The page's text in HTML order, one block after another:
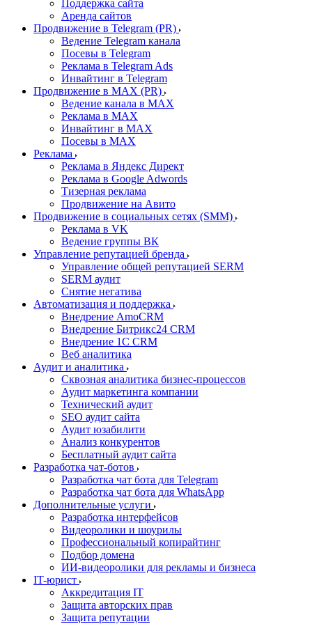
Поддержка сайта
Аренда сайтов
Продвижение в Telegram (PR)
Ведение Telegram канала
Посевы в Telegram
Реклама в Telegram Ads
Инвайтинг в Telegram
Продвижение в MAX (PR)
Ведение канала в MAX
Реклама в MAX
Инвайтинг в MAX
Посевы в MAX
Реклама
Реклама в Яндекс Директ
Реклама в Google Adwords
Тизерная реклама
Продвижение на Авито
Продвижение в социальных сетях (SMM)
Реклама в VK
Ведение группы ВК
Управление репутацией бренда
Управление общей репутацией SERM
SERM аудит
Снятие негатива
Автоматизация и поддержка
Внедрение AmoCRM
Внедрение Битрикс24 CRM
Внедрение 1C CRM
Веб аналитика
Аудит и аналитика
Сквозная аналитика бизнес-процессов
Аудит маркетинга компании
Технический аудит
SEO аудит сайта
Аудит юзабилити
Анализ конкурентов
Бесплатный аудит сайта
Разработка чат-ботов
Разработка чат бота для Telegram
Разработка чат бота для WhatsApp
Дополнительные услуги
Разработка интерфейсов
Видеоролики и шоурилы
Профессиональный копирайтинг
Подбор домена
ИИ-видеоролики для рекламы и бизнеса
IT-юрист
Аккредитация IT
Защита авторских прав
Защита репутации